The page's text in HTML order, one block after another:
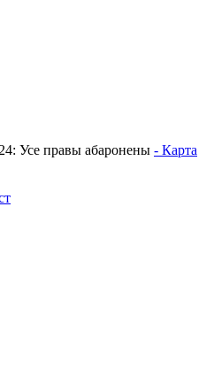
Усе правы абаронены - Карта